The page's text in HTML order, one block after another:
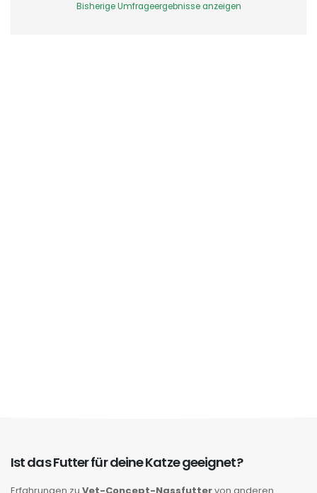
Bisherige Umfrageergebnisse anzeigen
Ist das Futter für deine Katze geeignet?